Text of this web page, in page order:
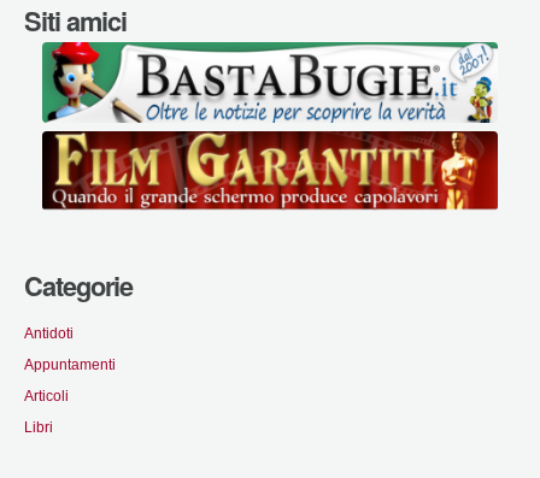
Siti amici
Categorie
Antidoti
Appuntamenti
Articoli
Libri